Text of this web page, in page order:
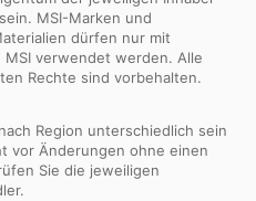
MSI-Marken und
dürfen nur mit
verwendet werden. Alle
Rechte sind vorbehalten.
Region unterschiedlich sein
vor Änderungen ohne einen
Sie die jeweiligen